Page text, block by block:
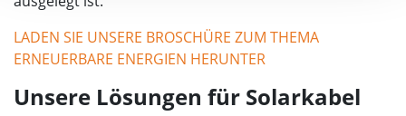
LADEN SIE UNSERE BROSCHÜRE ZUM THEMA
ERNEUERBARE ENERGIEN HERUNTER
Unsere Lösungen für Solarkabel